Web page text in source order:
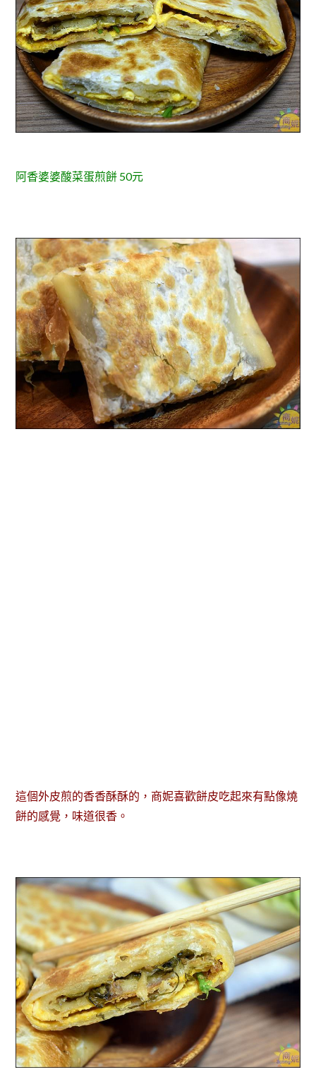
阿香婆婆酸菜蛋煎餅 50元
這個外皮煎的香香酥酥的，商妮喜歡餅皮吃起來有點像燒
餅的感覺，味道很香。